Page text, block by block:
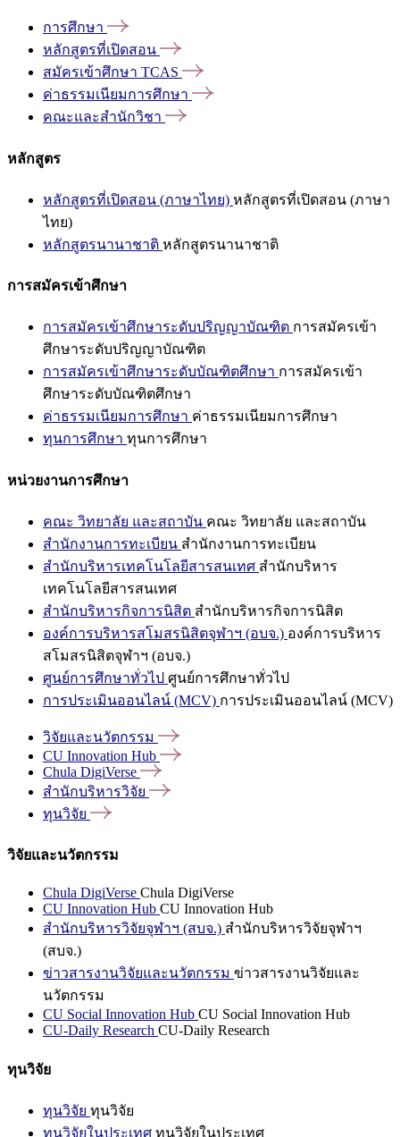
การศึกษา
หลักสูตรที่เปิดสอน
สมัครเข้าศึกษา TCAS
ค่าธรรมเนียมการศึกษา
คณะและสำนักวิชา
หลักสูตร
หลักสูตรที่เปิดสอน (ภาษาไทย) หลักสูตรที่เปิดสอน (ภาษา
ไทย)
หลักสูตรนานาชาติ หลักสูตรนานาชาติ
การสมัครเข้าศึกษา
การสมัครเข้าศึกษาระดับปริญญาบัณฑิต การสมัครเข้า
ศึกษาระดับปริญญาบัณฑิต
การสมัครเข้าศึกษาระดับบัณฑิตศึกษา การสมัครเข้า
ศึกษาระดับบัณฑิตศึกษา
ค่าธรรมเนียมการศึกษา ค่าธรรมเนียมการศึกษา
ทุนการศึกษา ทุนการศึกษา
หน่วยงานการศึกษา
คณะ วิทยาลัย และสถาบัน คณะ วิทยาลัย และสถาบัน
สำนักงานการทะเบียน สำนักงานการทะเบียน
สำนักบริหารเทคโนโลยีสารสนเทศ สำนักบริหาร
เทคโนโลยีสารสนเทศ
สำนักบริหารกิจการนิสิต สำนักบริหารกิจการนิสิต
องค์การบริหารสโมสรนิสิตจุฬาฯ (อบจ.) องค์การบริหาร
สโมสรนิสิตจุฬาฯ (อบจ.)
ศูนย์การศึกษาทั่วไป ศูนย์การศึกษาทั่วไป
การประเมินออนไลน์ (MCV) การประเมินออนไลน์ (MCV)
วิจัยและนวัตกรรม
CU Innovation Hub
Chula DigiVerse
สำนักบริหารวิจัย
ทุนวิจัย
วิจัยและนวัตกรรม
Chula DigiVerse Chula DigiVerse
CU Innovation Hub CU Innovation Hub
สำนักบริหารวิจัยจุฬาฯ (สบจ.) สำนักบริหารวิจัยจุฬาฯ
(สบจ.)
ข่าวสารงานวิจัยและนวัตกรรม ข่าวสารงานวิจัยและ
นวัตกรรม
CU Social Innovation Hub CU Social Innovation Hub
CU-Daily Research CU-Daily Research
ทุนวิจัย
ทุนวิจัย ทุนวิจัย
ทุนวิจัยในประเทศ ทุนวิจัยในประเทศ